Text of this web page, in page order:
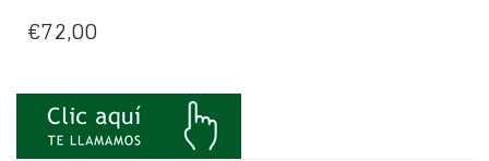
€72,00